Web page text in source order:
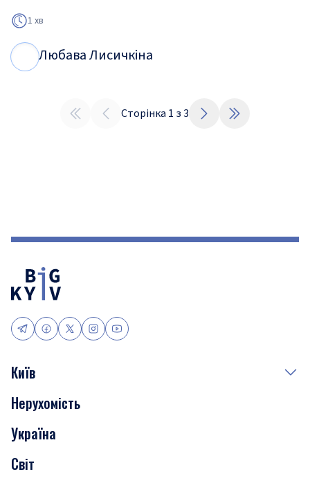
1 хв
Любава Лисичкіна
Сторінка 1 з3
Київ
Події
Скандали
Нерухомість
Нерухомість
Україна
Світ